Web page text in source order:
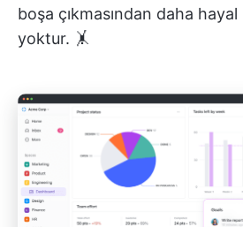
boşa çıkmasından daha hayal
yoktur. 🤸